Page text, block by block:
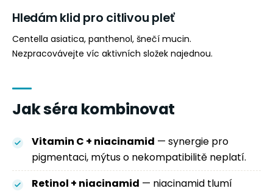
Hledám klid pro citlivou pleť
Centella asiatica, panthenol, šnečí mucin.
Nezpracovávejte víc aktivních složek najednou.
Jak séra kombinovat
Vitamin C + niacinamid — synergie pro
pigmentaci, mýtus o nekompatibilitě neplatí.
Retinol + niacinamid — niacinamid tlumí